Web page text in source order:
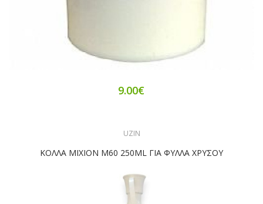
9.00€
UZIN
ΚΟΛΛΑ MIXION M60 250ML ΓΙΑ ΦΥΛΛΑ ΧΡΥΣΟΥ